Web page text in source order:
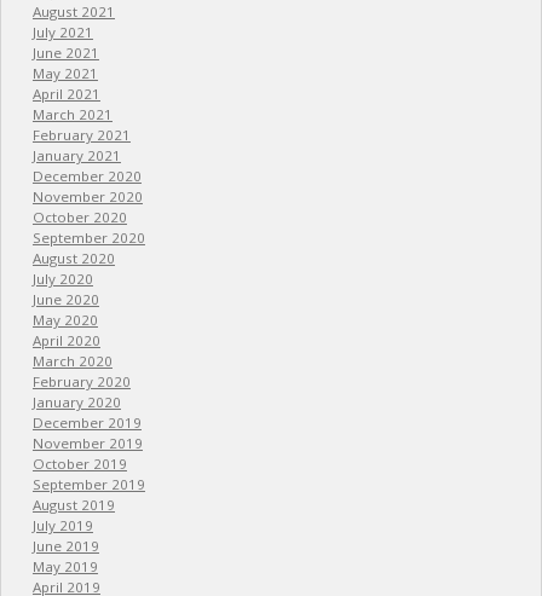
August 2021
July 2021
June 2021
May 2021
April 2021
March 2021
February 2021
January 2021
December 2020
November 2020
October 2020
September 2020
August 2020
July 2020
June 2020
May 2020
April 2020
March 2020
February 2020
January 2020
December 2019
November 2019
October 2019
September 2019
August 2019
July 2019
June 2019
May 2019
April 2019